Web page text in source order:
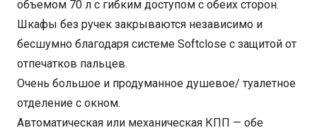
объемом 70 л с гибким доступом с обеих сторон.
Шкафы без ручек закрываются независимо и
бесшумно благодаря системе Softclose с защитой от
отпечатков пальцев.
Очень большое и продуманное душевое/ туалетное
отделение с окном.
Автоматическая или механическая КПП — обе